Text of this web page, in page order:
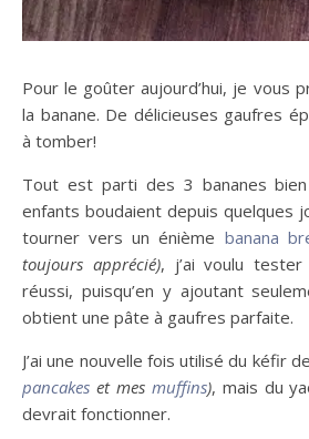
Pour le goûter aujourd’hui, je vous propose des gaufres à
la banane. De délicieuses gaufres
à tomber!
Tout est parti des 3 bananes
enfants boudaient depuis quelques
tourner vers un énième banana
toujours apprécié), j’ai voulu
réussi, puisqu’en y ajoutant
obtient une pâte à gaufres parfaite.
J’ai une nouvelle fois utilisé du kéfir
pancakes et mes muffins), mais du
devrait fonctionner.